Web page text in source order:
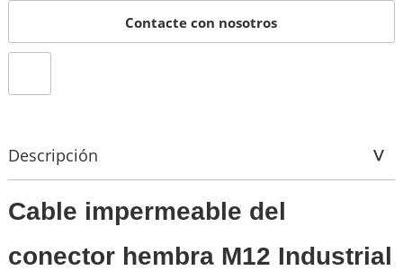
Contacte con nosotros
Descripción
Cable impermeable del
conector hembra M12 Industrial